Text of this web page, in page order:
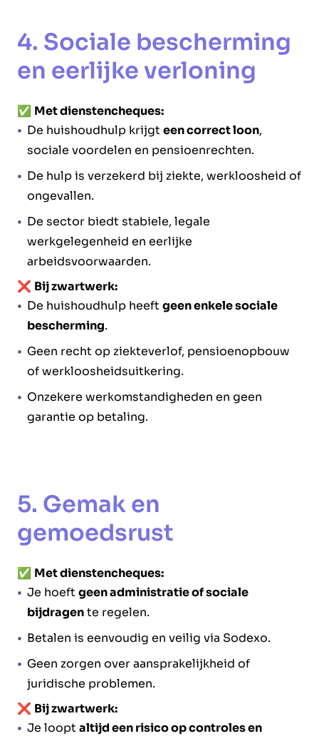
4. Sociale bescherming
en eerlijke verloning
✅ Met dienstencheques:
De huishoudhulp krijgteen correct loon,
sociale voordelen en pensioenrechten.
De hulp is verzekerd bij ziekte, werkloosheid of
ongevallen.
De sector biedt stabiele, legale
werkgelegenheid en eerlijke
arbeidsvoorwaarden.
❌ Bij zwartwerk:
De huishoudhulp heeftgeen enkele sociale
bescherming.
Geen recht op ziekteverlof, pensioenopbouw
of werkloosheidsuitkering.
Onzekere werkomstandigheden en geen
garantie op betaling.
5. Gemak en
gemoedsrust
✅ Met dienstencheques:
Je hoeftgeen administratie of sociale
bijdragente regelen.
Betalen is eenvoudig en veilig via Sodexo.
Geen zorgen over aansprakelijkheid of
juridische problemen.
❌ Bij zwartwerk:
Je looptaltijd een risico op controles en